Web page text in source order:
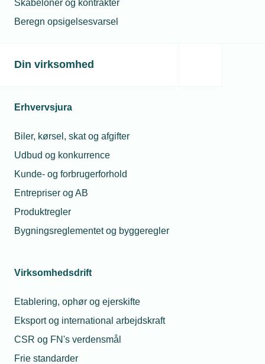
Skabeloner og kontrakter
Beregn opsigelsesvarsel
Din virksomhed
Erhvervsjura
Biler, kørsel, skat og afgifter
Udbud og konkurrence
Kunde- og forbrugerforhold
Entrepriser og AB
Produktregler
Bygningsreglementet og byggeregler
Virksomhedsdrift
Etablering, ophør og ejerskifte
Eksport og international arbejdskraft
CSR og FN's verdensmål
Frie standarder
Få uddannet en arbejdsmand til
Få uddannet en medarbejder til CNC-styret
Få uddannet en medarbejder til MAG-
svejser
Få uddannet en medarbejder til TIG-svejser
Fjernvarmesvejser
beskrevet muligheden for faglig anerkendelse
på metalområdet. Dette betyder at en
medarbejder med lang anciennitet, der
samtidig har været på en særlig række kurser,